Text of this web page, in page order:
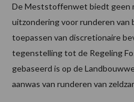
De Meststoffenwet biedt geen
uitzondering voor runderen van
toepassen van discretionaire
tegenstelling tot de Regeling
gebaseerd is op de
aanwas van runderen van